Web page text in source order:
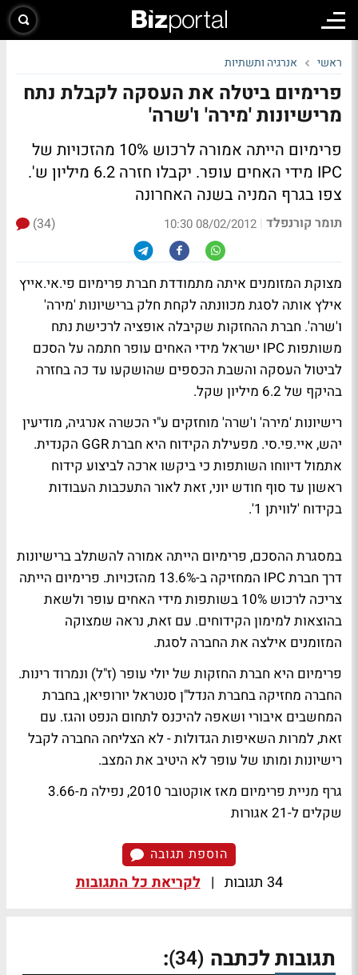
ראשי אנרגיה ותשתיות
פרימיום ביטלה את העסקה לקבלת נתח
מרישיונות 'מירה' ו'שרה'
פרימיום הייתה אמורה לרכוש 10% מהזכויות של
IPC מידי האחים עופר. יקבלו חזרה 6.2 מיליון ש'.
צפו בגרף המניה בשנה האחרונה
תומר קורנפלד |
08/02/2012 10:30
(34)
מצוקת המזומנים איתה מתמודדת חברת פרימיום פי.אי.אייץ
אילץ אותה לסגת מכוונתה לקחת חלק ברישיונות 'מירה'
ו'שרה'. חברת ההחזקות שקיבלה אופציה לרכישת נתח
משותפות IPC ישראל מידי האחים עופר חתמה על הסכם
לביטול העסקה והשבת הכספים שהושקעו עד כה בחזרה
בהיקף של 6.2 מיליון שקל.
רישיונות 'מירה' ו'שרה' מוחזקים ע"י הכשרה אנרגיה, מודיעין
יהש, איי.פי.סי. מפעילת הקידוח היא חברת GGR הקנדית.
אתמול דיווחו השותפות כי ביקשו ארכה לביצוע קידוח
ראשון עד סוף חודש יוני, זאת לאור התעכבות העבודות
בקידוח 'לוויתן 1'.
במסגרת ההסכם, פרימיום הייתה אמורה להשתלב ברישיונות
דרך חברת IPC המחזיקה ב-13.6% מהזכויות. פרימיום הייתה
צריכה לרכוש 10% בשותפות מידי האחים עופר ולשאת
בהוצאות למימון הקידוחים. עם זאת, נראה שמצוקה
המזומנים אילצה את החברה לסגת.
פרימיום היא חברת החזקות של יולי עופר (ז"ל) ונמרוד רינות.
החברה מחזיקה בחברת הנדל"ן סנטראל יורופיאן, בחברת
המחשבים איבורי ושאפה להיכנס לתחום הנפט והגז. עם
זאת, למרות השאיפות הגדולות - לא הצליחה החברה לקבל
רישיונות ומותו של עופר לא היטיב את המצב.
גרף מניית פרימיום מאז אוקטובר 2010, נפילה מ-3.66
שקלים ל-21 אגורות
הוספת תגובה
34 תגובות | לקריאת כל התגובות
תגובות לכתבה (34)
: